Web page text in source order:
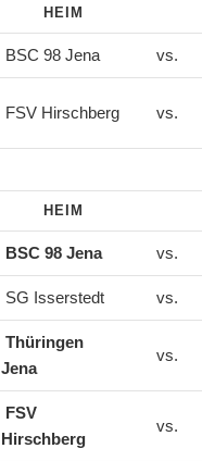
HEIM
BSC 98 Jena vs.
FSV Hirschberg vs.
HEIM
BSC 98 Jena vs.
SG Isserstedt vs.
Thüringen
Jena
vs.
FSV
Hirschberg
vs.